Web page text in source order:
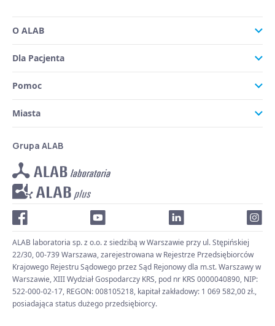
O ALAB
Dla Pacjenta
Pomoc
Miasta
Grupa ALAB
ALAB laboratoria sp. z o.o. z siedzibą w Warszawie przy ul. Stępińskiej
22/30, 00-739 Warszawa, zarejestrowana w Rejestrze Przedsiębiorców
Krajowego Rejestru Sądowego przez Sąd Rejonowy dla m.st. Warszawy w
Warszawie, XIII Wydział Gospodarczy KRS, pod nr KRS 0000040890, NIP:
522-000-02-17, REGON: 008105218, kapitał zakładowy: 1 069 582,00 zł.,
posiadająca status dużego przedsiębiorcy.